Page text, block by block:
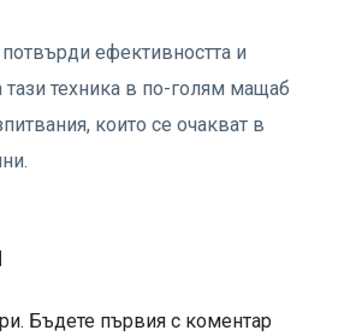
ефективността и
тази техника в по-голям мащаб
които се очакват в
Бъдете първия с коментар